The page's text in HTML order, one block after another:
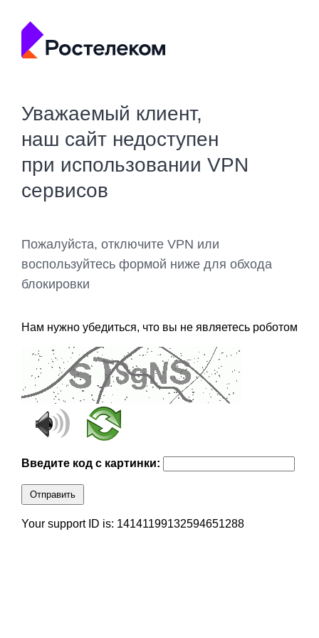
Уважаемый клиент,
наш сайт недоступен
при использовании VPN
сервисов
Пожалуйста, отключите VPN или
воспользуйтесь формой ниже для обхода
блокировки
Нам нужно убедиться, что вы не являетесь роботом
Введите код с картинки:
Отправить
Your support ID is: 14141199132594651288